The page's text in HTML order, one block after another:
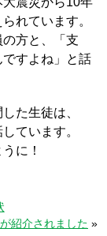
れています。
方と、「支
すよね」と話
た生徒は、
ています。
に！
紹介されました »